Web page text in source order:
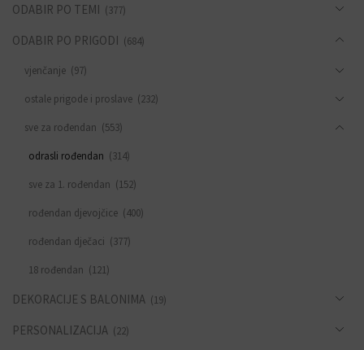
ODABIR PO TEMI (377)
ODABIR PO PRIGODI (684)
vjenčanje (97)
ostale prigode i proslave (232)
sve za rođendan (553)
odrasli rođendan (314)
sve za 1. rođendan (152)
rođendan djevojčice (400)
rođendan dječaci (377)
18 rođendan (121)
DEKORACIJE S BALONIMA (19)
PERSONALIZACIJA (22)